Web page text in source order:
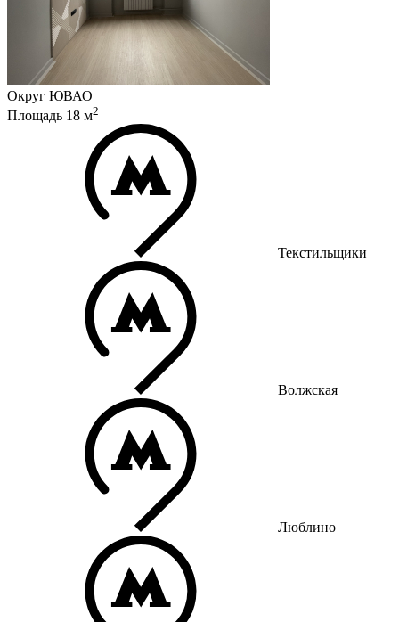
Округ ЮВАО
Площадь 18 м2
Текстильщики
Волжская
Люблино